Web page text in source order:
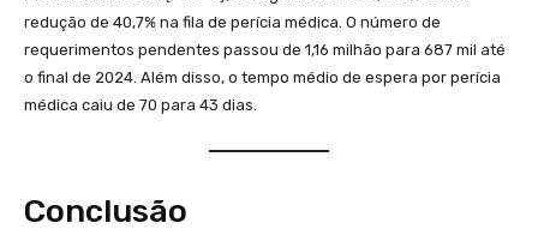
redução de 40,7% na fila de perícia médica. O número de
requerimentos pendentes passou de 1,16 milhão para 687 mil até
o final de 2024. Além disso, o tempo médio de espera por perícia
médica caiu de 70 para 43 dias.
Conclusão